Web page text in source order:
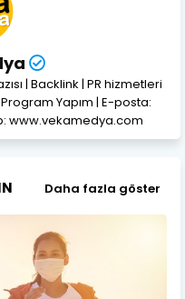
| Backlink | PR hizmetleri
Yapım | E-posta:
www.vekamedya.com
Daha fazla göster